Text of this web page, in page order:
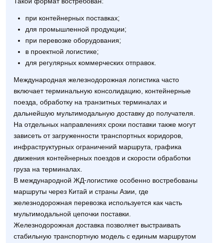
при контейнерных поставках;
для промышленной продукции;
при перевозке оборудования;
в проектной логистике;
для регулярных коммерческих отправок.
Международная железнодорожная логистика часто
включает терминальную консолидацию, контейнерные
поезда, обработку на транзитных терминалах и
дальнейшую мультимодальную доставку до получателя.
На отдельных направлениях сроки поставки также могут
зависеть от загруженности транспортных коридоров,
инфраструктурных ограничений маршрута, графика
движения контейнерных поездов и скорости обработки
груза на терминалах.
В международной ЖД-логистике особенно востребованы
маршруты через Китай и страны Азии, где
железнодорожная перевозка используется как часть
мультимодальной цепочки поставки.
Железнодорожная доставка позволяет выстраивать
стабильную транспортную модель с единым маршрутом